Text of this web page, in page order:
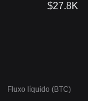
$27.8K
Fluxo líquido (BTC)